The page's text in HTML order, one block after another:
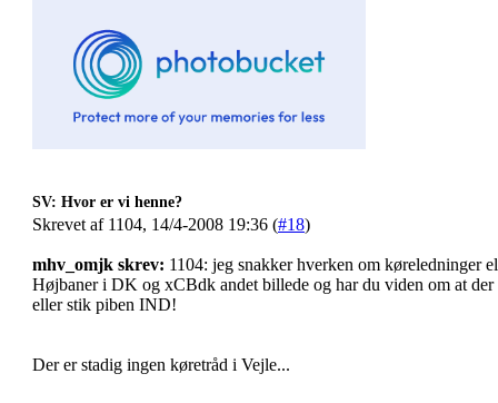
SV: Hvor er vi henne?
Skrevet af 1104, 14/4-2008 19:36 (#18)
mhv_omjk skrev: 1104: jeg snakker hverken om køreledninger
Højbaner i DK og xCBdk andet billede og har du viden om at
eller stik piben IND!
Der er stadig ingen køretråd i Vejle...